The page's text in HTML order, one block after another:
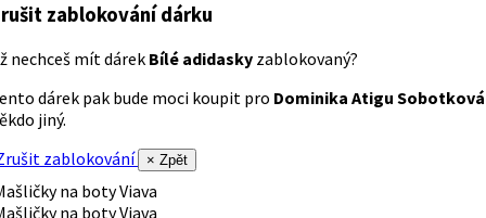
zablokování dárku
nechceš mít dárek Bílé adidasky zablokovaný?
dárek pak bude moci koupit pro Dominika Atigu Sobotková
jiný.
zablokování
× Zpět